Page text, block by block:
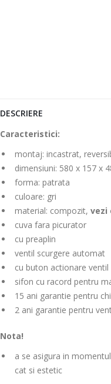
DESCRIERE
Caracteristici:
montaj: incastrat,
dimensiuni: 580 x 157 x
forma: patrata
culoare: gri
material: compozit, vezi
cuva fara picurator
cu preaplin
ventil scurgere automat
cu buton actionare
sifon cu racord pentru
15 ani garantie pentru
2 ani garantie pentru
Nota!
a se asigura in
cat si estetic